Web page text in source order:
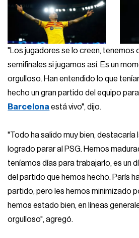
"Los jugadores se lo creen, tenemos
semifinales si jugamos así. Es un
orgulloso. Han entendido lo que
hecho un gran partido del equipo
Barcelona está vivo", dijo.
"Todo ha salido muy bien, destacaría
logrado parar al PSG. Hemos
teníamos días para trabajarlo, es un
del partido que hemos hecho. París
partido, pero les hemos minimizado
hemos estado bien, en líneas
orgulloso", agregó.